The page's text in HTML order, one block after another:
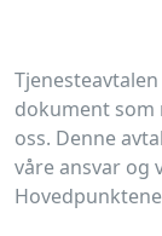
Tjenesteavtalen
dokument
oss. Denne
våre ansvar og